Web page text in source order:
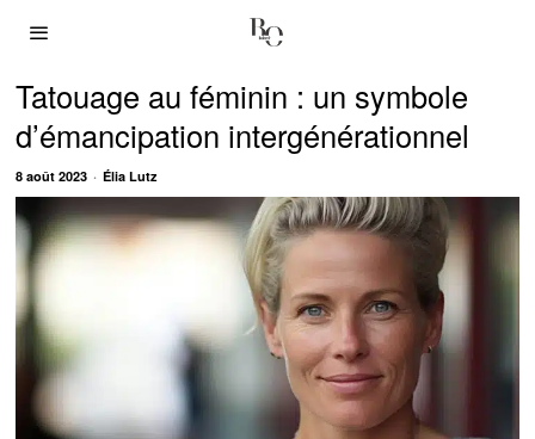
Tatouage au féminin : un symbole
d’émancipation intergénérationnel
8 août 2023 Élia Lutz